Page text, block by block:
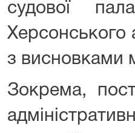
судової
Херсонського
з висновками
Зокрема,